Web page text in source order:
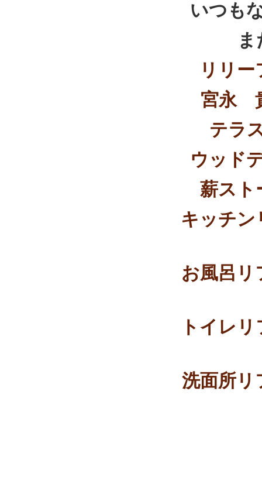
いつも
リリ
宮永
テラ
ウッド
薪スト
キッチン
お風呂リ
トイレ
洗面所リ